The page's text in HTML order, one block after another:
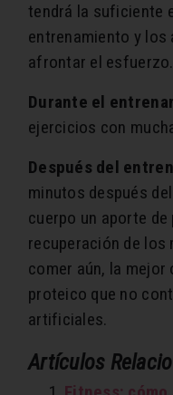
tendrá la suficiente
entrenamiento y los
afrontar el esfuerzo.
Durante el
ejercicios con
Después del
minutos después
cuerpo un aporte
recuperación de los
comer aún, la
proteico que no
artificiales.
Artículos